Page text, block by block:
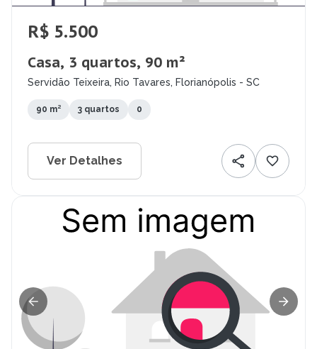
R$ 5.500
Casa, 3 quartos, 90 m²
Servidão Teixeira, Rio Tavares, Florianópolis - SC
90 m² 3 quartos 0
Ver Detalhes